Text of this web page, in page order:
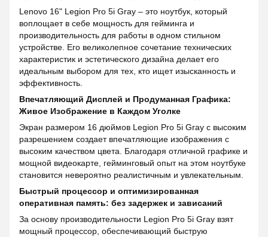
Lenovo 16" Legion Pro 5i Gray – это ноутбук, который
воплощает в себе мощность для гейминга и
производительность для работы в одном стильном
устройстве. Его великолепное сочетание технических
характеристик и эстетического дизайна делает его
идеальным выбором для тех, кто ищет изысканность и
эффективность.
Впечатляющий Дисплей и Продуманная Графика:
Живое Изображение в Каждом Уголке
Экран размером 16 дюймов Legion Pro 5i Gray с высоким
разрешением создает впечатляющие изображения с
высоким качеством цвета. Благодаря отличной графике и
мощной видеокарте, гейминговый опыт на этом ноутбуке
становится невероятно реалистичным и увлекательным.
Быстрый процессор и оптимизированная
оперативная память: без задержек и зависаний
За основу производительности Legion Pro 5i Gray взят
мощный процессор, обеспечивающий быструю